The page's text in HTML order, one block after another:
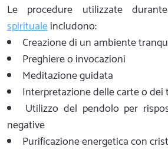
Le procedure utilizzate
spiritualeincludono:
Creazione di un ambiente
Preghiere o invocazioni
Meditazione guidata
Interpretazione delle carte o dei
Utilizzo del pendolo per
negative
Purificazione energetica con